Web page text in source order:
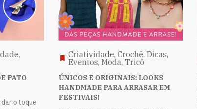
PATO
o toque
Criatividade, Crochê, Dicas,
Eventos, Moda, Tricô
ÚNICOS E ORIGINAIS: LOOKS
HANDMADE PARA ARRASAR EM
FESTIVAIS!